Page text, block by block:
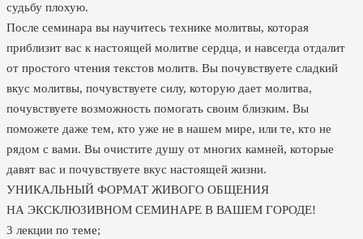
судьбу плохую.
После семинара вы научитесь технике молитвы, которая
приблизит вас к настоящей молитве сердца, и навсегда отдалит
от простого чтения текстов молитв. Вы почувствуете сладкий
вкус молитвы, почувствуете силу, которую дает молитва,
почувствуете возможность помогать своим близким. Вы
поможете даже тем, кто уже не в нашем мире, или те, кто не
рядом с вами. Вы очистите душу от многих камней, которые
давят вас и почувствуете вкус настоящей жизни.
УНИКАЛЬНЫЙ ФОРМАТ ЖИВОГО ОБЩЕНИЯ
НА ЭКСКЛЮЗИВНОМ СЕМИНАРЕ В ВАШЕМ ГОРОДЕ!
3 лекции по теме;